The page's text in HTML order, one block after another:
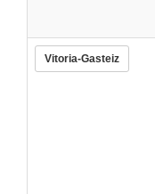
Vitoria-Gasteiz